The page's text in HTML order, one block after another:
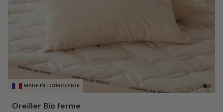
MADE IN TOURCOING
Oreiller Bio ferme